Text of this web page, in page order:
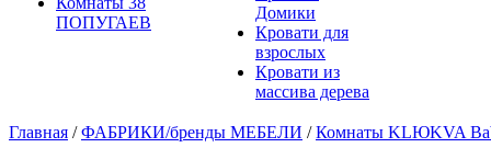
ПОПУГАЕВ
Домики
Кровати для
взрослых
Кровати из
массива дерева
Главная /ФАБРИКИ/бренды МЕБЕЛИ /Комнаты KLЮKVA